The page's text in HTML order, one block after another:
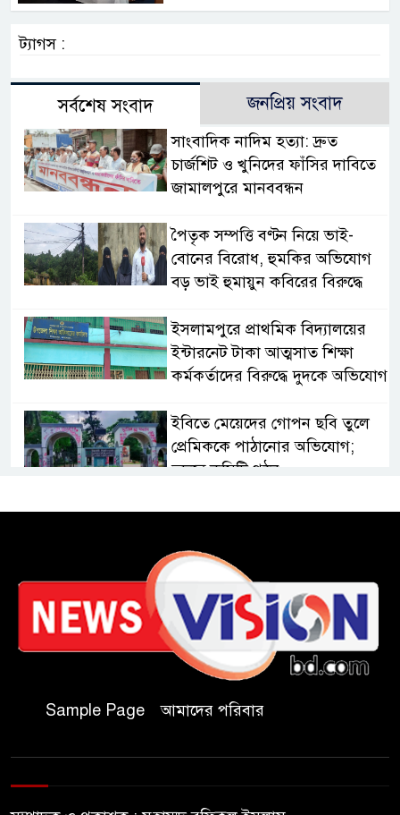
ট্যাগস :
সর্বশেষ সংবাদ জনপ্রিয় সংবাদ
সাংবাদিক নাদিম হত্যা: দ্রুত
চার্জশিট ও খুনিদের ফাঁসির দাবিতে
জামালপুরে মানববন্ধন
পৈতৃক সম্পত্তি বণ্টন নিয়ে ভাই-
বোনের বিরোধ, হুমকির অভিযোগ
বড় ভাই হুমায়ুন কবিরের বিরুদ্ধে
​ইসলামপুরে প্রাথমিক বিদ্যালয়ের
ইন্টারনেট টাকা আত্মসাত শিক্ষা
কর্মকর্তাদের বিরুদ্ধে দুদকে অভিযোগ
ইবিতে মেয়েদের গোপন ছবি তুলে
প্রেমিককে পাঠানোর অভিযোগ;
তদন্তে কমিটি গঠন
কুবিতে সেন্টার ফর জাকাত
১১ বিজিবির অভিযানে প্রায় ৯০
হাজার পিস বার্মিজ ইয়াবা উদ্ধার
চকরিয়ায় ফাঁসিয়াখালী সরকারি
প্রাথমিক বিদ্যালয়ের ম্যানেজিং
কমিটির সভাপতি নির্বাচিত মো.
Sample Page আমাদের পরিবার